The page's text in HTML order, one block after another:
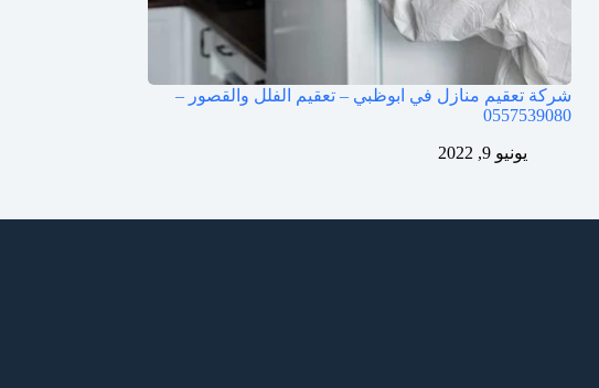
شركة تعقيم منازل في ابوظبي – تعقيم الفلل والقصور –
0557539080
يونيو 9, 2022